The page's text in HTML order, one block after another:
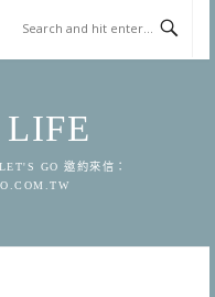
LIFE
GO 邀約來信：